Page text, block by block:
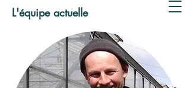
L'équipe actuelle